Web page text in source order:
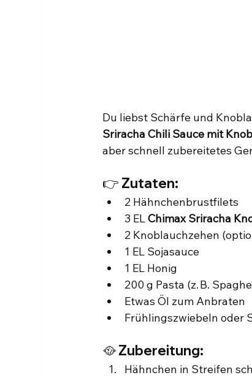
Du liebst Schärfe und
Sriracha Chili Sauce mit
aber schnell zubereitetes
👉 Zutaten:
2 Hähnchenbrustfilets
3 EL Chimax Sriracha
2 Knoblauchzehen
1 EL Sojasauce
1 EL Honig
200 g Pasta (z. B.
Etwas Öl zum Anbraten
Frühlingszwiebeln oder
🥘 Zubereitung:
Hähnchen in Streifen